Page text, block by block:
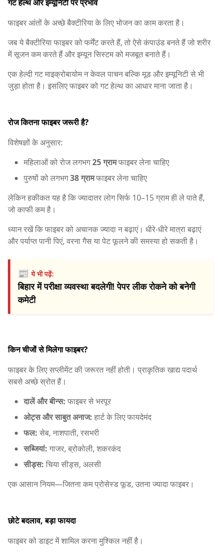
गट हेल्थ और इम्यूनिटी पर प्रभाव
फाइबर आंतों के अच्छे बैक्टीरिया के लिए भोजन का काम करता है।
जब ये बैक्टीरिया फाइबर को फर्मेंट करते हैं, तो ऐसे कंपाउंड बनते हैं जो शरीर
में सूजन कम करते हैं और इम्यून सिस्टम को मजबूत बनाते हैं।
एक हेल्दी गट माइक्रोबायोम न केवल पाचन बल्कि मूड और इम्यूनिटी से भी
जुड़ा होता है। इसलिए फाइबर को गट हेल्थ का आधार माना जाता है।
रोज कितना फाइबर जरूरी है?
विशेषज्ञों के अनुसार:
महिलाओं को रोज लगभग25 ग्रामफाइबर लेना चाहिए
पुरुषों को लगभग38 ग्रामफाइबर लेना चाहिए
लेकिन हकीकत यह है कि ज्यादातर लोग सिर्फ 10–15 ग्राम ही ले पाते हैं,
जो काफी कम है।
ध्यान रखें कि फाइबर को अचानक ज्यादा न बढ़ाएं। धीरे-धीरे मात्रा बढ़ाएं
और पर्याप्त पानी पिएं, वरना गैस या पेट फूलने की समस्या हो सकती है।
📰ये भी पढ़ें:
बिहार में परीक्षा व्यवस्था बदलेगी! पेपर लीक रोकने को बनेगी
कमेटी
किन चीजों से मिलेगा फाइबर?
फाइबर के लिए सप्लीमेंट की जरूरत नहीं होती। प्राकृतिक खाद्य पदार्थ
सबसे अच्छे स्रोत हैं।
दालें और बीन्स: फाइबर से भरपूर
ओट्स और साबुत अनाज: हार्ट के लिए फायदेमंद
फल: सेब, नाशपाती, रसभरी
सब्जियां: गाजर, ब्रोकोली, शकरकंद
सीड्स: चिया सीड्स, अलसी
एक आसान नियम—जितना कम प्रोसेस्ड फूड, उतना ज्यादा फाइबर।
छोटे बदलाव, बड़ा फायदा
फाइबर को डाइट में शामिल करना मुश्किल नहीं है।